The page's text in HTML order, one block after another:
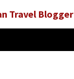
Travel Blogger